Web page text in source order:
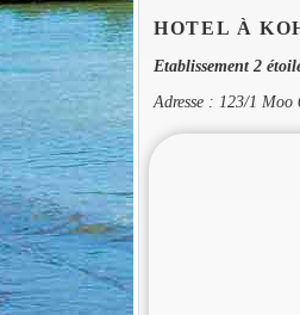
HOTEL À
Etablissement 2
Adresse : 123/1